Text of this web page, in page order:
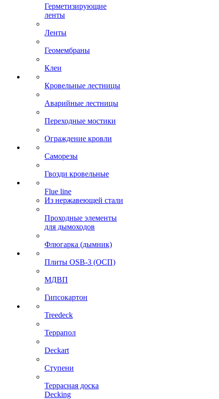
Герметизирующие
ленты
Ленты
Геомембраны
Клеи
Кровельные лестницы
Аварийные лестницы
Переходные мостики
Ограждение кровли
Саморезы
Гвозди кровельные
Flue line
Из нержавеющей стали
Проходные элементы
для дымоходов
Флюгарка (дымник)
Плиты OSB-3 (ОСП)
МДВП
Гипсокартон
Treedeck
Террапол
Deckart
Ступени
Террасная доска
Decking